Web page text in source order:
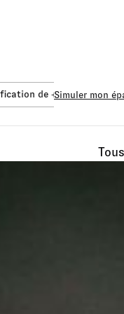
de +1,50%. Fonds
Simuler mon
Tous